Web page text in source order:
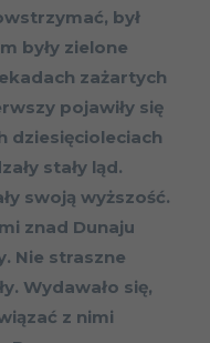
był
były zielone
zażartych
pojawiły się
dziesięcioleciach
stały ląd.
swoją wyższość.
znad Dunaju
Nie straszne
Wydawało się,
z nimi